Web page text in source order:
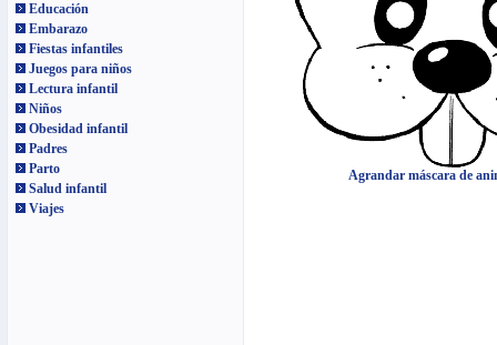
Educación
Embarazo
Fiestas infantiles
Juegos para niños
Lectura infantil
Niños
Obesidad infantil
Padres
Parto
Salud infantil
Viajes
Agrandar máscara de